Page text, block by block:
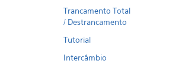
Trancamento Total
/ Destrancamento
Tutorial
Intercâmbio